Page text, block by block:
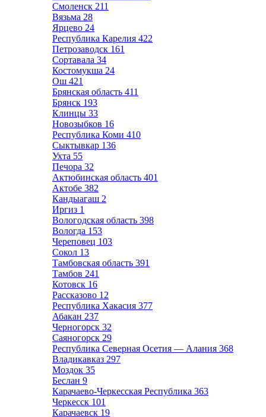
Смоленск 211
Вязьма 28
Ярцево 24
Республика Карелия 422
Петрозаводск 161
Сортавала 34
Костомукша 24
Ош 421
Брянская область 411
Брянск 193
Клинцы 33
Новозыбков 16
Республика Коми 410
Сыктывкар 136
Ухта 55
Печора 32
Актюбинская область 401
Актобе 382
Кандыагаш 2
Иргиз 1
Вологодская область 398
Вологда 153
Череповец 103
Сокол 13
Тамбовская область 391
Тамбов 241
Котовск 16
Рассказово 12
Республика Хакасия 377
Абакан 237
Черногорск 32
Саяногорск 29
Республика Северная Осетия — Алания 368
Владикавказ 297
Моздок 35
Беслан 9
Карачаево-Черкесская Республика 363
Черкесск 101
Карачаевск 19